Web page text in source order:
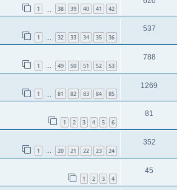
1 38 39 40 41 42
1 32 33 34 35 36
537
1 … 49 50 51 52 53
788
1 81 82 83 84 85
1269
1 2 3 4 5 6
81
1 … 20 21 22 23 24
352
1 2 3 4
45